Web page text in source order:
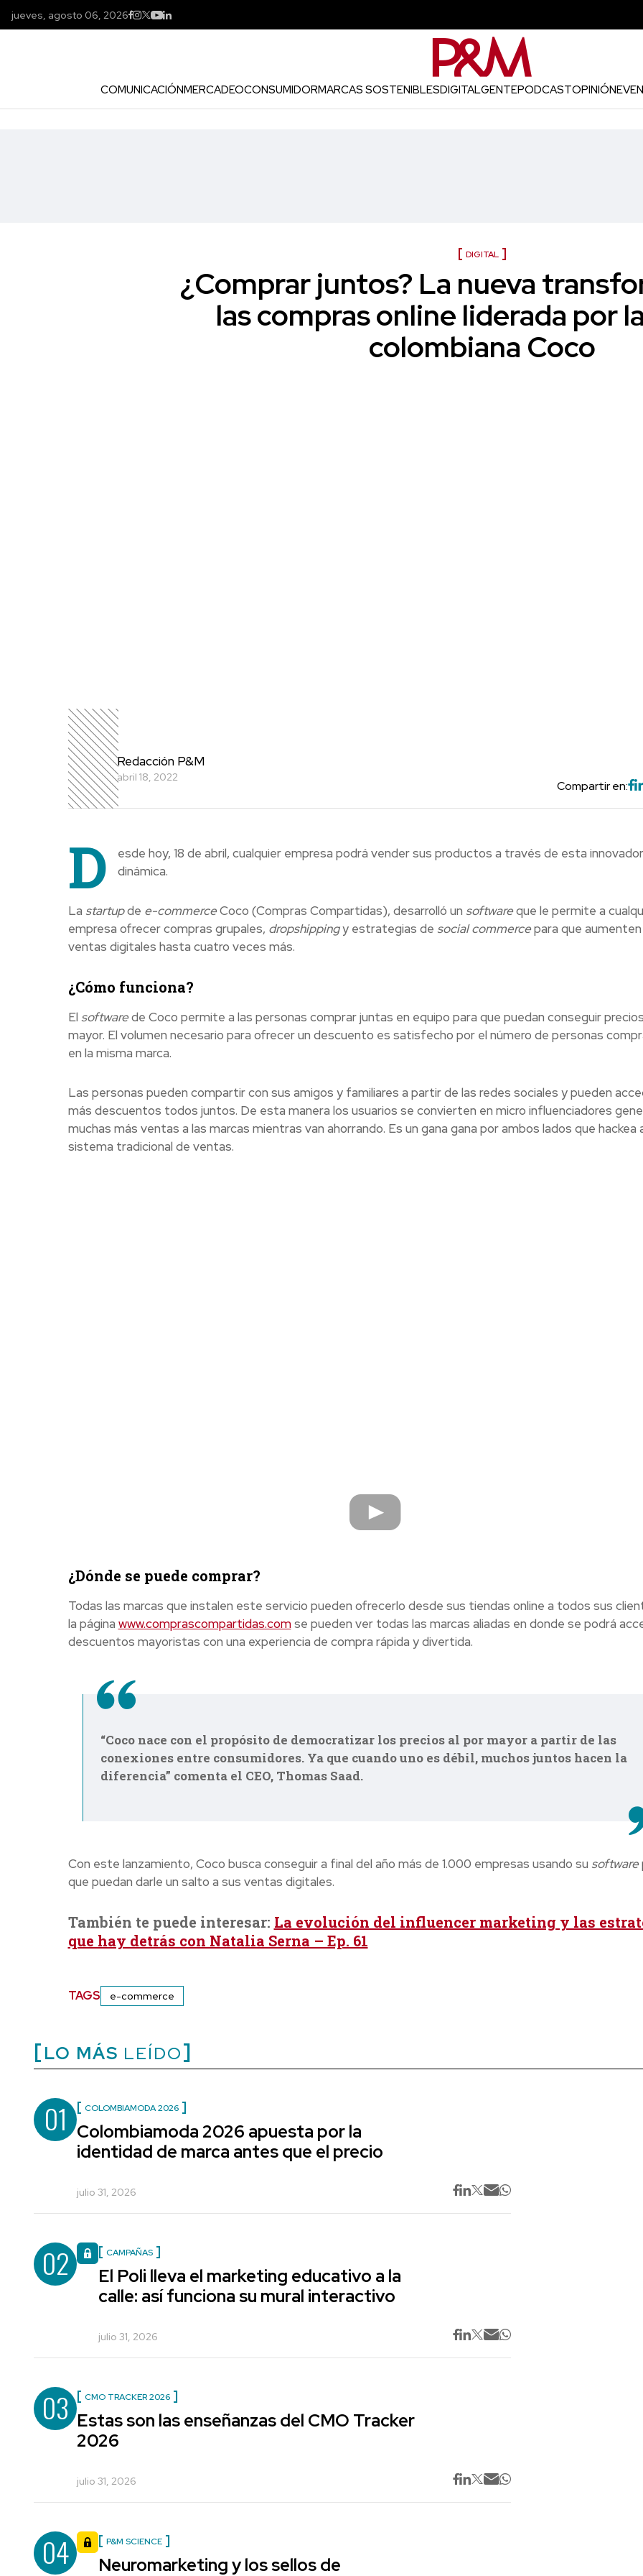
jueves, agosto 06, 2026
COMUNICACIÓNMERCADEOCONSUMIDORMARCAS SOSTENIBLESDIGITALGENTEPODCASTOPINIÓN
DIGITAL
¿Comprar juntos? La nueva
las compras online liderada por
colombiana Coco
Redacción P&M
abril 18, 2022
Compartir en:
D
esde hoy, 18 de abril, cualquier empresa podrá vender sus productos a través de esta
dinámica.
La startupde e-commerceCoco (Compras Compartidas), desarrolló un softwareque le permite a
empresa ofrecer compras grupales, dropshippingy estrategias de social commercepara que aumenten
ventas digitales hasta cuatro veces más.
¿Cómo funciona?
El softwarede Coco permite a las personas comprar juntas en equipo para que puedan conseguir
mayor. El volumen necesario para ofrecer un descuento es satisfecho por el número de personas
en la misma marca.
Las personas pueden compartir con sus amigos y familiares a partir de las redes sociales y pueden
más descuentos todos juntos. De esta manera los usuarios se convierten en micro influenciadores
muchas más ventas a las marcas mientras van ahorrando. Es un gana gana por ambos lados que hackea
sistema tradicional de ventas.
¿Dónde se puede comprar?
Todas las marcas que instalen este servicio pueden ofrecerlo desde sus tiendas online a todos sus
la página www.comprascompartidas.comse pueden ver todas las marcas aliadas en donde se podrá
descuentos mayoristas con una experiencia de compra rápida y divertida.
“Coco nace con el propósito de democratizar los precios al por mayor a partir de las
conexiones entre consumidores. Ya que cuando uno es débil, muchos juntos hacen la
diferencia” comenta el CEO, Thomas Saad.
Con este lanzamiento, Coco busca conseguir a final del año más de 1.000 empresas usando su software
que puedan darle un salto a sus ventas digitales.
También te puede interesar: La evolución del influencer marketing y las
que hay detrás con Natalia Serna – Ep. 61
TAGS e-commerce
LO MÁS LEÍDO
01 COLOMBIAMODA 2026
Colombiamoda 2026 apuesta por la
identidad de marca antes que el precio
julio 31, 2026
02 CAMPAÑAS
El Poli lleva el marketing educativo a la
calle: así funciona su mural interactivo
julio 31, 2026
03 CMO TRACKER 2026
Estas son las enseñanzas del CMO Tracker
2026
julio 31, 2026
04 P&M SCIENCE
Neuromarketing y los sellos de